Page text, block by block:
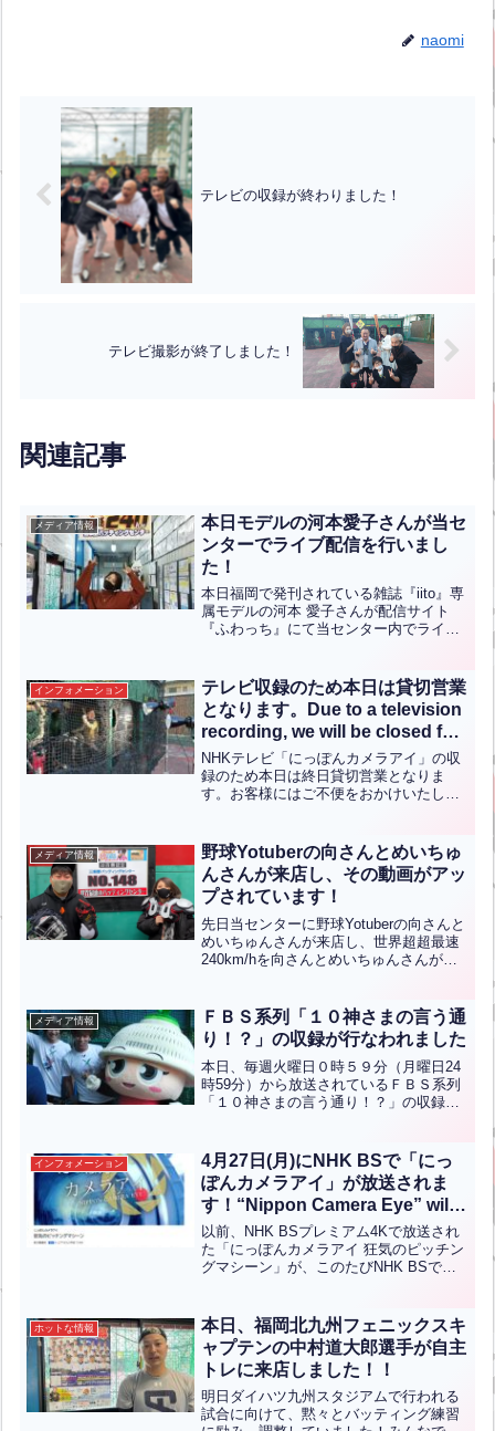
naomi
テレビの収録が終わりました！
テレビ撮影が終了しました！
関連記事
メディア情報
本日モデルの河本愛子さんが当セ
ンターでライブ配信を行いまし
た！
本日福岡で発刊されている雑誌『iito』専
属モデルの河本 愛子さんが配信サイト
『ふわっち』にて当センター内でライブ
戦されました。他のマシンも打ち、次回
はホームランを...全文はクリック
インフォメーション
テレビ収録のため本日は貸切営業
となります。Due to a television
recording, we will be closed for
private use today.【ENG CHT
KOR JPN】
NHKテレビ「にっぽんカメラアイ」の収
録のため本日は終日貸切営業となりま
す。お客様にはご不便をおかけいたしま
ます。We will be hosting a full-d...全文は
クリック
メディア情報
野球Yotuberの向さんとめいちゅ
んさんが来店し、その動画がアッ
プされています！
先日当センターに野球Yotuberの向さんと
めいちゅんさんが来店し、世界超超最速
240km/hを向さんとめいちゅんさんが挑
いましたが、ソフトをやられていためい
ちゅ...全文はクリック
メディア情報
ＦＢＳ系列「１０神さまの言う通
り！？」の収録が行なわれました
本日、毎週火曜日０時５９分（月曜日24
時59分）から放送されているＦＢＳ系列
「１０神さまの言う通り！？」の収録が
ん。そして九州豪雨で大きく被災した東
峰村のを応援するため...全文はクリック
インフォメーション
4月27日(月)にNHK BSで「にっ
ぽんカメラアイ」が放送されま
す！“Nippon Camera Eye” will
be broadcast on NHK BS on
Friday, April 27!【ENG CHT
KOR JPN】
以前、NHK BSプレミアム4Kで放送され
た「にっぽんカメラアイ 狂気のピッチン
グマシーン」が、このたびNHK BSでも
う超ハイスピードカメラで、世界超³最速
25...全文はクリック
ホットな情報
本日、福岡北九州フェニックスキ
ャプテンの中村道大郎選手が自主
トレに来店しました！！
明日ダイハツ九州スタジアムで行われる
試合に向けて、黙々とバッティング練習